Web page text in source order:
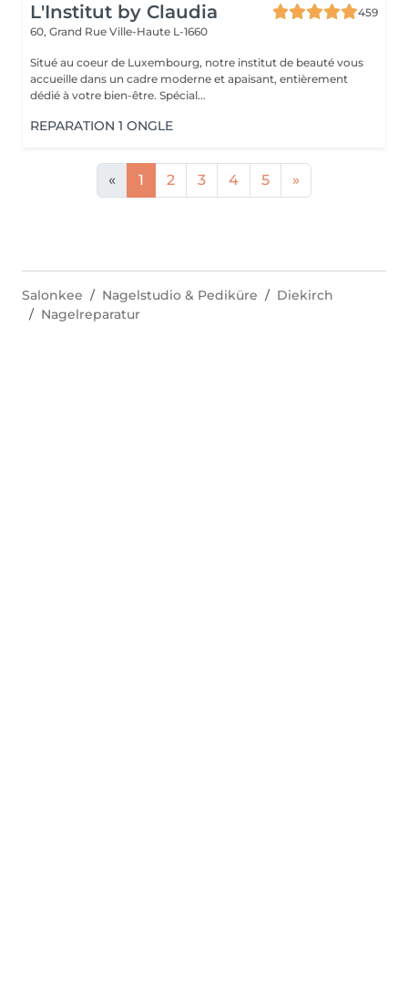
L'Institut by Claudia
459
60, Grand Rue Ville-Haute L-1660
Situé au coeur de Luxembourg, notre institut de beauté vous
accueille dans un cadre moderne et apaisant, entièrement
dédié à votre bien-être. Spécial...
REPARATION 1 ONGLE
« 1 2 3 4 5 »
Salonkee Nagelstudio & Pediküre
Diekirch
Nagelreparatur